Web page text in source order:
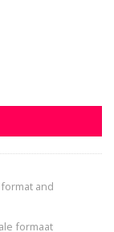
and
formaat